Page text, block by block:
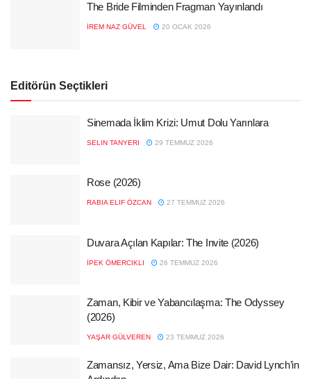
The Bride Filminden Fragman Yayınlandı
İREM NAZ GÜVEL 20 OCAK 2026
Editörün Seçtikleri
Sinemada İklim Krizi: Umut Dolu Yarınlara
SELIN TANYERI 29 TEMMUZ 2026
Rose (2026)
RABIA ELIF ÖZCAN 27 TEMMUZ 2026
Duvara Açılan Kapılar: The Invite (2026)
İPEK ÖMERCIKLI 26 TEMMUZ 2026
Zaman, Kibir ve Yabancılaşma: The Odyssey
(2026)
YAŞAR GÜLVEREN 23 TEMMUZ 2026
Zamansız, Yersiz, Ama Bize Dair: David Lynch’in